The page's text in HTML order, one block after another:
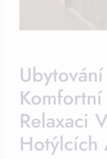
Relaxaci
Hotýlcích